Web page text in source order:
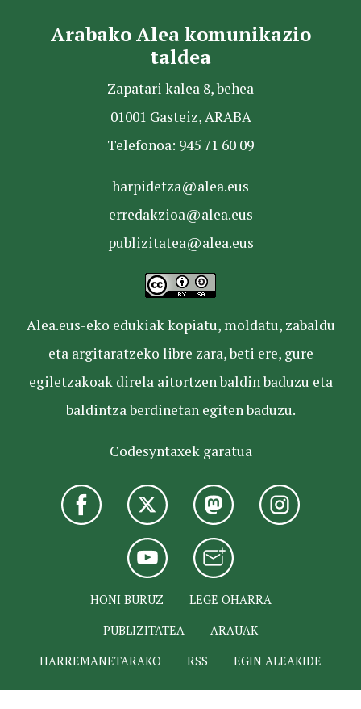
Arabako Alea komunikazio
taldea
Zapatari kalea 8, behea
01001 Gasteiz, ARABA
Telefonoa: 945 71 60 09
harpidetza@alea.eus
erredakzioa@alea.eus
publizitatea@alea.eus
Alea.eus-eko edukiak kopiatu, moldatu, zabaldu
eta argitaratzeko libre zara, beti ere, gure
egiletzakoak direla aitortzen baldin baduzu eta
baldintza berdinetan egiten baduzu.
Codesyntaxek garatua
HONI BURUZ
LEGE OHARRA
PUBLIZITATEA
ARAUAK
HARREMANETARAKO
RSS EGIN ALEAKIDE